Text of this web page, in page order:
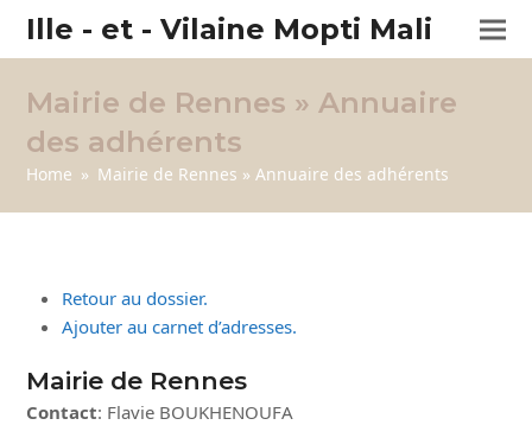
Ille - et - Vilaine Mopti Mali
Mairie de Rennes » Annuaire
des adhérents
Home » Mairie de Rennes » Annuaire des adhérents
Retour au dossier.
Ajouter au carnet d’adresses.
Mairie de Rennes
Contact: Flavie BOUKHENOUFA